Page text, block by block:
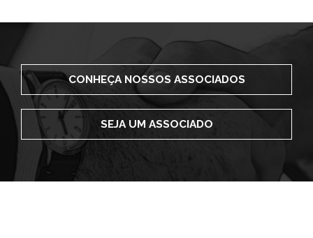
CONHEÇA NOSSOS ASSOCIADOS
SEJA UM ASSOCIADO